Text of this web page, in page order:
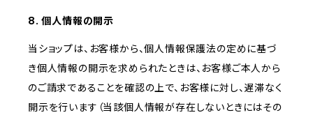
8. 個人情報の開示
当ショップは、お客様から、個人情報保護法の定めに基づ
き個人情報の開示を求められたときは、お客様ご本人から
のご請求であることを確認の上で、お客様に対し、遅滞なく
開示を行います（当該個人情報が存在しないときにはその